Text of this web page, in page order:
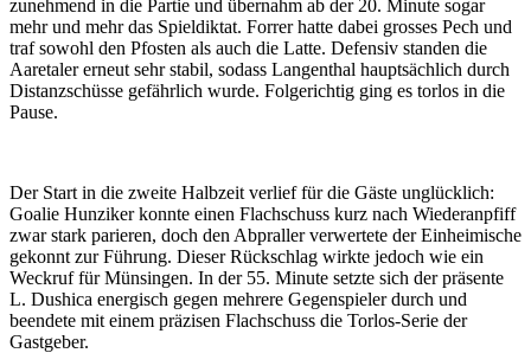
zunehmend in die Partie und übernahm ab der 20. Minute sogar
mehr und mehr das Spieldiktat. Forrer hatte dabei grosses Pech und
traf sowohl den Pfosten als auch die Latte. Defensiv standen die
Aaretaler erneut sehr stabil, sodass Langenthal hauptsächlich durch
Distanzschüsse gefährlich wurde. Folgerichtig ging es torlos in die
Pause.
Der Start in die zweite Halbzeit verlief für die Gäste unglücklich:
Goalie Hunziker konnte einen Flachschuss kurz nach Wiederanpfiff
zwar stark parieren, doch den Abpraller verwertete der Einheimische
gekonnt zur Führung. Dieser Rückschlag wirkte jedoch wie ein
Weckruf für Münsingen. In der 55. Minute setzte sich der präsente
L. Dushica energisch gegen mehrere Gegenspieler durch und
beendete mit einem präzisen Flachschuss die Torlos-Serie der
Gastgeber.